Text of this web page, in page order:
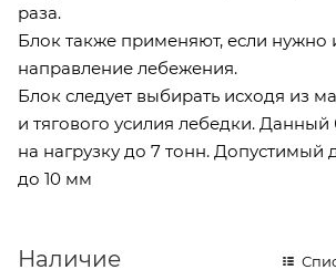
раза.
Блок также применяют, если нужно
направление лебежения.
Блок следует выбирать исходя из
и тягового усилия лебедки. Данный
на нагрузку до 7 тонн. Допустимый
до 10 мм
Наличие